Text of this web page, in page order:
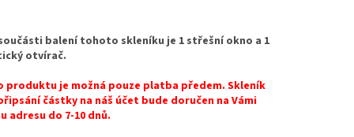
balení tohoto skleníku je 1 střešní okno a 1
otvírač.
produktu je možná pouze platba předem. Skleník
částky na náš účet bude doručen na Vámi
adresu do 7-10 dnů.